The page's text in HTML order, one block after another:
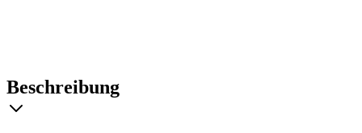
Beschreibung